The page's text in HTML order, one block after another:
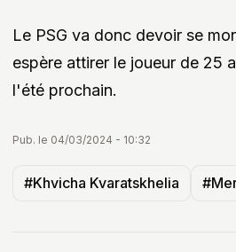
Le PSG va donc devoir se
espère attirer le joueur de 25
l'été prochain.
Pub. le 04/03/2024 - 10:32
#Khvicha Kvaratskhelia